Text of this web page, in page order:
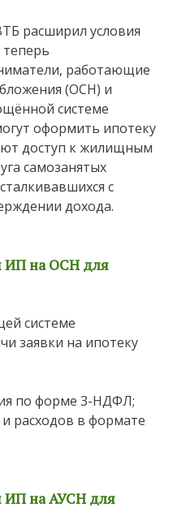
расширил условия
работающие
(ОСН) и
системе
оформить ипотеку
доступ к жилищным
самозанятых
с
дохода.
ИП на ОСН для
системе
заявки на ипотеку
по форме 3-НДФЛ;
расходов в формате
на АУСН для